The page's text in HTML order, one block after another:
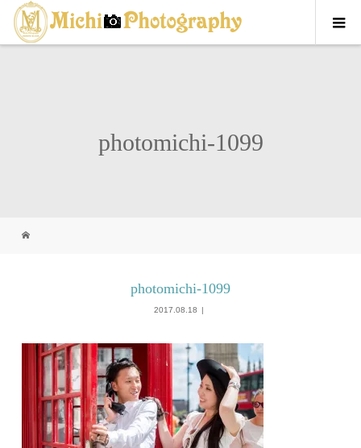
photomichi-1099
photomichi-1099
2017.08.18